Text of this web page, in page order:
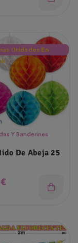
Unidades En
Y Banderines
De Abeja 25